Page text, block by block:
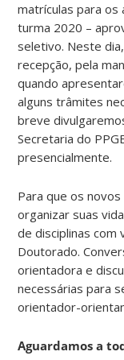
matrículas para os
turma 2020 –
seletivo. Neste
recepção, pela
quando
alguns trâmites
breve
Secretaria do
presencialmente.
Para que os
organizar suas
de disciplinas com
Doutorado.
orientadora e
necessárias para
orientador-
Aguardamos a